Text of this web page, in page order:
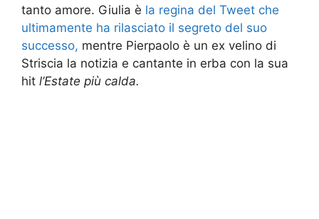
tanto amore. Giulia è la regina del Tweet che
ultimamente ha rilasciato il segreto del suo
successo, mentre Pierpaolo è un ex velino di
Striscia la notizia e cantante in erba con la sua
hit l’Estate più calda.